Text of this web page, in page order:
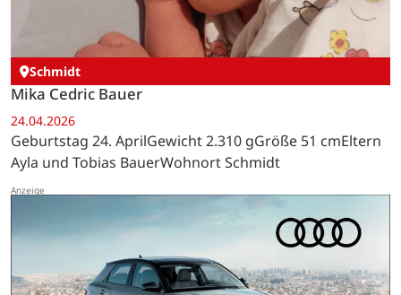
Schmidt
Mika Cedric Bauer
24.04.2026
Geburtstag 24. AprilGewicht 2.310 gGröße 51 cmEltern
Ayla und Tobias BauerWohnort Schmidt